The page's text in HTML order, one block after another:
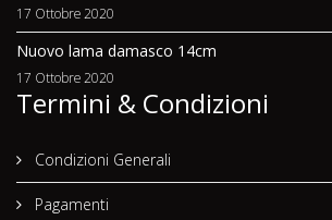
17 Ottobre 2020
Nuovo lama damasco 14cm
17 Ottobre 2020
Termini & Condizioni
Condizioni Generali
Pagamenti